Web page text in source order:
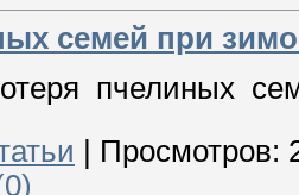
семей при
пчелиных
Просмотров: